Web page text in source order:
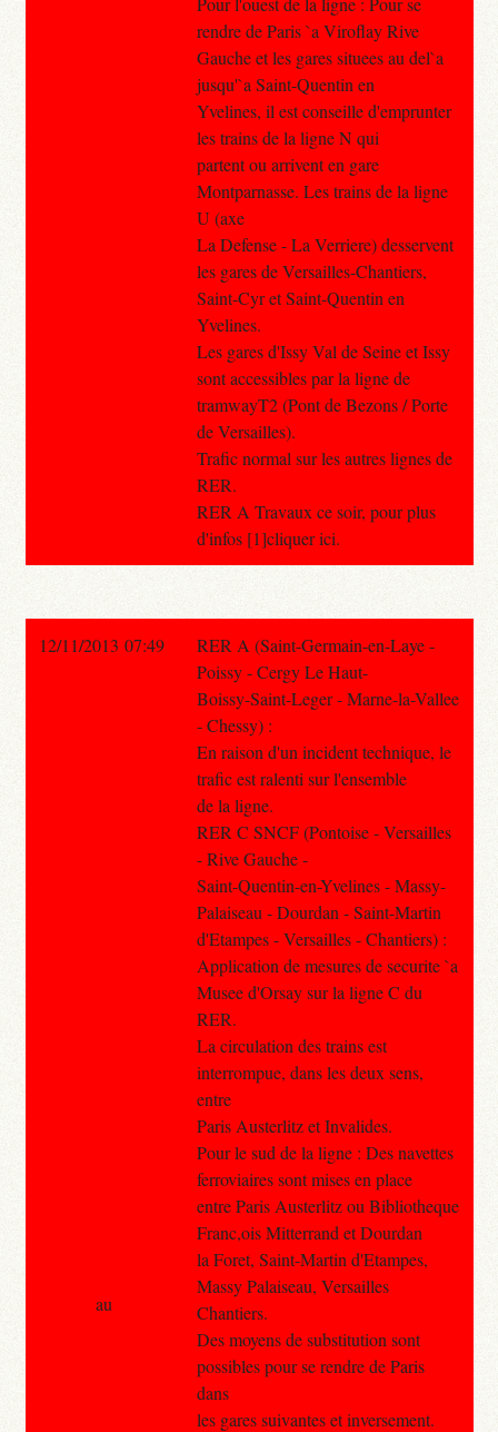
rendre de Paris `a Viroflay Rive
Gauche et les gares situees au del`a
jusqu'`a Saint-Quentin en
Yvelines, il est conseille d'emprunter
les trains de la ligne N qui
partent ou arrivent en gare
Montparnasse. Les trains de la ligne
U (axe
La Defense - La Verriere) desservent
les gares de Versailles-Chantiers,
Saint-Cyr et Saint-Quentin en
Yvelines.
Les gares d'Issy Val de Seine et Issy
sont accessibles par la ligne de
tramwayT2 (Pont de Bezons / Porte
de Versailles).
Trafic normal sur les autres lignes de
RER.
RER A Travaux ce soir, pour plus
d'infos [1]cliquer ici.
12/11/2013 07:49
RER A (Saint-Germain-en-Laye -
Poissy - Cergy Le Haut-
Boissy-Saint-Leger - Marne-la-Vallee
- Chessy) :
En raison d'un incident technique, le
trafic est ralenti sur l'ensemble
de la ligne.
RER C SNCF (Pontoise - Versailles
- Rive Gauche -
Saint-Quentin-en-Yvelines - Massy-
Palaiseau - Dourdan - Saint-Martin
d'Etampes - Versailles - Chantiers) :
Application de mesures de securite `a
Musee d'Orsay sur la ligne C du
RER.
La circulation des trains est
interrompue, dans les deux sens,
entre
Paris Austerlitz et Invalides.
Pour le sud de la ligne : Des navettes
ferroviaires sont mises en place
entre Paris Austerlitz ou Bibliotheque
Franc,ois Mitterrand et Dourdan
la Foret, Saint-Martin d'Etampes,
Massy Palaiseau, Versailles
Chantiers.
Des moyens de substitution sont
possibles pour se rendre de Paris
dans
les gares suivantes et inversement.
au